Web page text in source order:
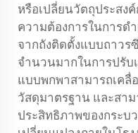
หรือเปลี่ยนวัตถุประสง
ความต้องการในการด
จากถังติดตั้งแบบถาวร
จำนวนมากในการปรั
แบบพกพาสามารถเค
วัสดุมาตรฐาน และสาม
ประสิทธิภาพของกระบ